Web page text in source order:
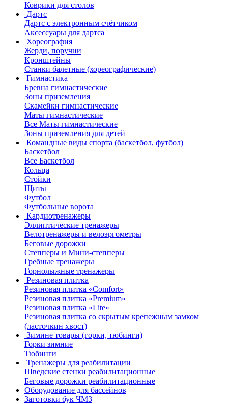
Коврики для столов
Дартс
Дартс с электронным счётчиком
Аксессуары для дартса
Хореография
Жерди, поручни
Кронштейны
Станки балетные (хореографические)
Гимнастика
Бревна гимнастические
Зоны приземления
Скамейки гимнастические
Маты гимнастические
Все Маты гимнастические
Зоны приземления для детей
Командные виды спорта (баскетбол, футбол)
Баскетбол
Все Баскетбол
Кольца
Стойки
Щиты
Футбол
Футбольные ворота
Кардиотренажеры
Эллиптические тренажеры
Велотренажеры и велоэргометры
Беговые дорожки
Степперы и Мини-степперы
Гребные тренажеры
Горнолыжные тренажеры
Резиновая плитка
Резиновая плитка «Comfort»
Резиновая плитка «Premium»
Резиновая плитка «Lite»
Резиновая плитка со скрытым крепежным замком
(ласточкин хвост)
Зимине товары (горки, тюбинги)
Горки зимние
Тюбинги
Тренажеры для реабилитации
Шведские стенки реабилитационные
Беговые дорожки реабилитационные
Оборудование для бассейнов
Заготовки бук ЧМЗ